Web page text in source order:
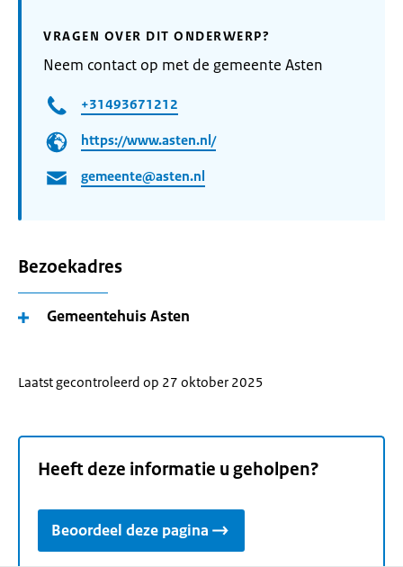
VRAGEN OVER DIT ONDERWERP?
Neem contact op met de gemeente Asten
+31493671212
https://www.asten.nl/
gemeente@asten.nl
Bezoekadres
Gemeentehuis Asten
Laatst gecontroleerd op 27 oktober 2025
Heeft deze informatie u geholpen?
Beoordeel deze pagina